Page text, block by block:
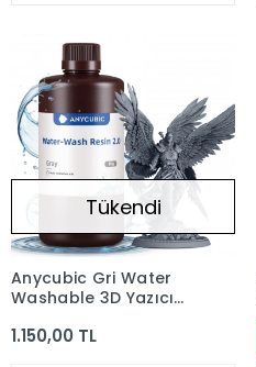
Tükendi
Anycubic Gri Water
Washable 3D Yazıcı
1.150,00 TL